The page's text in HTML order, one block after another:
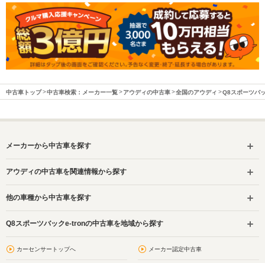
中古車トップ 中古車検索：メーカー一覧 アウディの中古車 全国のアウディ Q8スポーツバ
メーカーから中古車を探す
アウディの中古車を関連情報から探す
他の車種から中古車を探す
Q8スポーツバックe-tronの中古車を地域から探す
カーセンサートップへ メーカー認定中古車